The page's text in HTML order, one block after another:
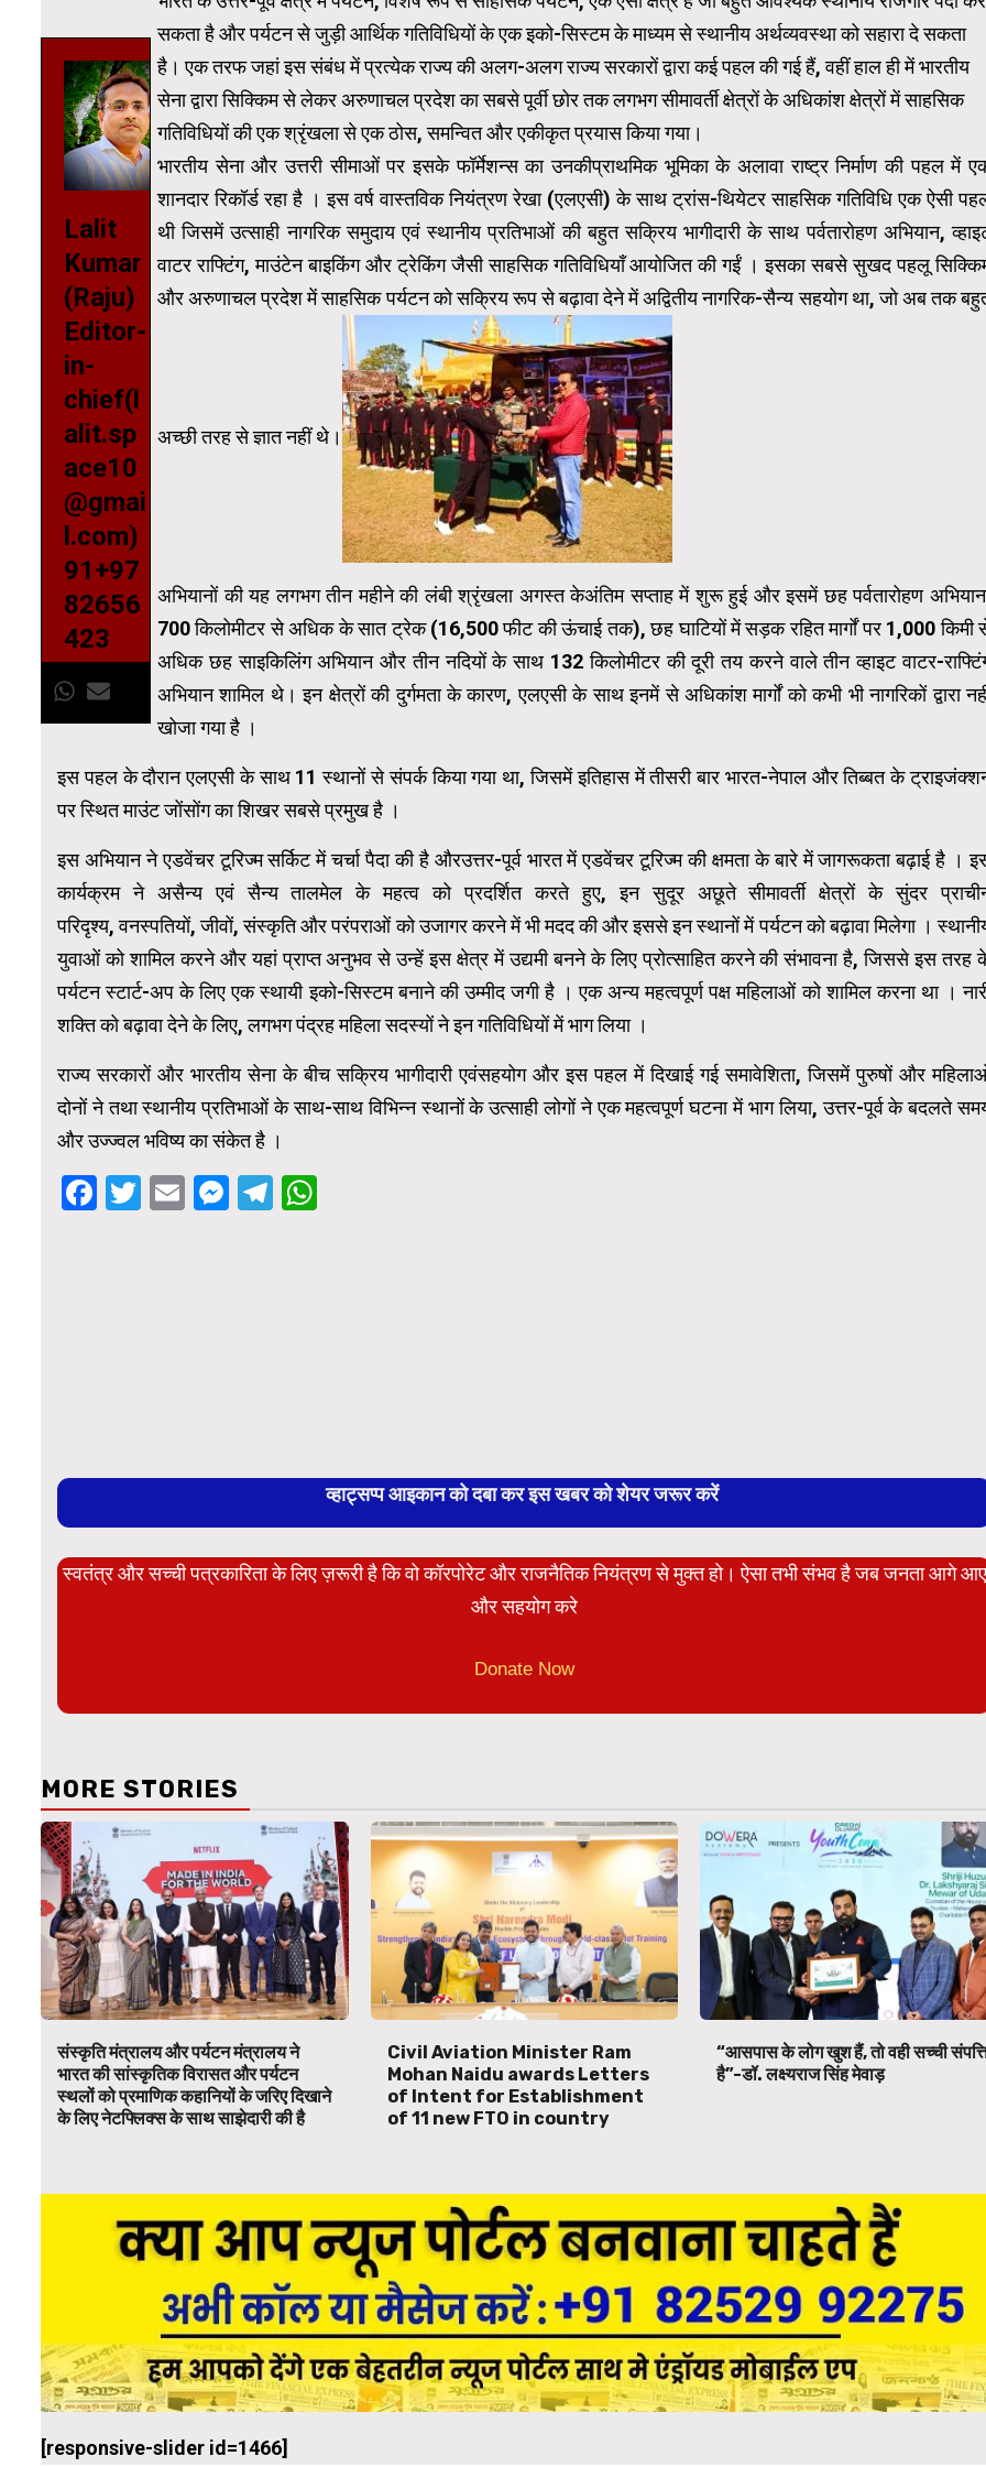
Lalit
Kumar
(Raju)
Editor-
in-
chief(l
alit.sp
ace10
@gmai
l.com)
91+97
82656
423
सकता है और पर्यटन से जुड़ी आर्थिक गतिविधियों के एक इको-सिस्टम के माध्यम से स्थानीय अर्थव्यवस्था को सहारा दे सकता
है। एक तरफ जहां इस संबंध में प्रत्येक राज्य की अलग-अलग राज्य सरकारों द्वारा कई पहल की गई हैं, वहीं हाल ही में भारतीय
सेना द्वारा सिक्किम से लेकर अरुणाचल प्रदेश का सबसे पूर्वी छोर तक लगभग सीमावर्ती क्षेत्रों के अधिकांश क्षेत्रों में साहसिक
गतिविधियों की एक श्रृंखला से एक ठोस, समन्वित और एकीकृत प्रयास किया गया।
भारतीय सेना और उत्तरी सीमाओं पर इसके फॉर्मेशन्स का उनकीप्राथमिक भूमिका के अलावा राष्ट्र निर्माण की पहल में
शानदार रिकॉर्ड रहा है । इस वर्ष वास्तविक नियंत्रण रेखा (एलएसी) के साथ ट्रांस-थियेटर साहसिक गतिविधि एक ऐसी
थी जिसमें उत्साही नागरिक समुदाय एवं स्थानीय प्रतिभाओं की बहुत सक्रिय भागीदारी के साथ पर्वतारोहण अभियान,
वाटर राफ्टिंग, माउंटेन बाइकिंग और ट्रेकिंग जैसी साहसिक गतिविधियाँ आयोजित की गईं । इसका सबसे सुखद पहलू
और अरुणाचल प्रदेश में साहसिक पर्यटन को सक्रिय रूप से बढ़ावा देने में अद्वितीय नागरिक-सैन्य सहयोग था, जो अब तक
अच्छी तरह से ज्ञात नहीं थे।
अभियानों की यह लगभग तीन महीने की लंबी श्रृंखला अगस्त केअंतिम सप्ताह में शुरू हुई और इसमें छह पर्वतारोहण
700 किलोमीटर से अधिक के सात ट्रेक (16,500 फीट की ऊंचाई तक), छह घाटियों में सड़क रहित मार्गों पर 1,000 किमी
अधिक छह साइकिलिंग अभियान और तीन नदियों के साथ 132 किलोमीटर की दूरी तय करने वाले तीन व्हाइट वाटर-
अभियान शामिल थे। इन क्षेत्रों की दुर्गमता के कारण, एलएसी के साथ इनमें से अधिकांश मार्गों को कभी भी नागरिकों द्वारा
खोजा गया है ।
इस पहल के दौरान एलएसी के साथ 11 स्थानों से संपर्क किया गया था, जिसमें इतिहास में तीसरी बार भारत-नेपाल और तिब्बत के
पर स्थित माउंट जोंसोंग का शिखर सबसे प्रमुख है ।
इस अभियान ने एडवेंचर टूरिज्म सर्किट में चर्चा पैदा की है औरउत्तर-पूर्व भारत में एडवेंचर टूरिज्म की क्षमता के बारे में जागरूकता बढ़ाई है ।
कार्यक्रम ने असैन्य एवं सैन्य तालमेल के महत्व को प्रदर्शित करते हुए, इन सुदूर अछूते सीमावर्ती क्षेत्रों के सुंदर
परिदृश्य, वनस्पतियों, जीवों, संस्कृति और परंपराओं को उजागर करने में भी मदद की और इससे इन स्थानों में पर्यटन को बढ़ावा मिलेगा ।
युवाओं को शामिल करने और यहां प्राप्त अनुभव से उन्हें इस क्षेत्र में उद्यमी बनने के लिए प्रोत्साहित करने की संभावना है, जिससे इस तरह
पर्यटन स्टार्ट-अप के लिए एक स्थायी इको-सिस्टम बनाने की उम्मीद जगी है । एक अन्य महत्वपूर्ण पक्ष महिलाओं को शामिल करना था ।
शक्ति को बढ़ावा देने के लिए, लगभग पंद्रह महिला सदस्यों ने इन गतिविधियों में भाग लिया ।
राज्य सरकारों और भारतीय सेना के बीच सक्रिय भागीदारी एवंसहयोग और इस पहल में दिखाई गई समावेशिता, जिसमें पुरुषों और
दोनों ने तथा स्थानीय प्रतिभाओं के साथ-साथ विभिन्न स्थानों के उत्साही लोगों ने एक महत्वपूर्ण घटना में भाग लिया, उत्तर-पूर्व के बदलते
और उज्ज्वल भविष्य का संकेत है ।
Facebook
Twitter
EmailMessenger
Telegram
व्हाट्सप्प आइकान को दबा कर इस खबर को शेयर जरूर करें
स्वतंत्र और सच्ची पत्रकारिता के लिए ज़रूरी है कि वो कॉरपोरेट और राजनैतिक नियंत्रण से मुक्त हो। ऐसा तभी संभव है जब जनता आगे आए
और सहयोग करे
Donate Now
MORE STORIES
संस्कृति मंत्रालय और पर्यटन मंत्रालय ने
भारत की सांस्कृतिक विरासत और पर्यटन
स्थलों को प्रमाणिक कहानियों के जरिए दिखाने
के लिए नेटफ्लिक्स के साथ साझेदारी की है
Civil Aviation Minister Ram
Mohan Naidu awards Letters
of Intent for Establishment
of 11 new FTO in country
“आसपास के लोग खुश हैं, तो वही सच्ची
है”-डॉ. लक्ष्यराज सिंह मेवाड़
[responsive-slider id=1466]